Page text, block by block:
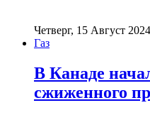
Четверг, 15 Август
Газ
В Канаде
сжиженного